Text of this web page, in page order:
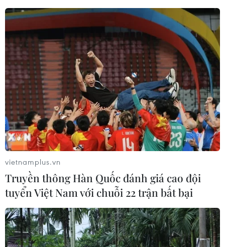
vietnamplus.vn
Truyền thông Hàn Quốc đánh giá cao đội
tuyển Việt Nam với chuỗi 22 trận bất bại